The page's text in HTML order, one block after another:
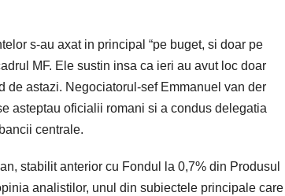
s-au axat in principal “pe buget, si doar pe
MF. Ele sustin insa ca ieri au avut loc doar
de astazi. Negociatorul-sef Emmanuel van der
asteptau oficialii romani si a condus delegatia
centrale.
stabilit anterior cu Fondul la 0,7% din Produsul
analistilor, unul din subiectele principale care